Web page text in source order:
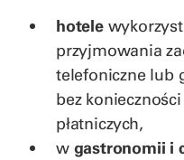
hotele
przyjmowania
telefoniczne lub
bez
płatniczych,
w gastronomii i